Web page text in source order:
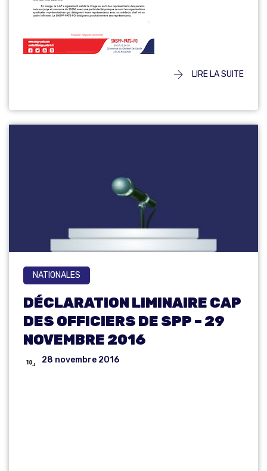
LIRE LA SUITE
NATIONALES
DÉCLARATION LIMINAIRE CAP
DES OFFICIERS DE SPP – 29
NOVEMBRE 2016
28 novembre 2016